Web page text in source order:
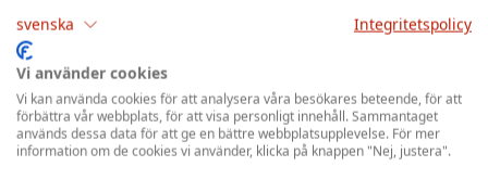
svenska Integritetspolicy
Vi använder cookies
Vi kan använda cookies för att analysera våra besökares beteende, för att
förbättra vår webbplats, för att visa personligt innehåll. Sammantaget
används dessa data för att ge en bättre webbplatsupplevelse. För mer
information om de cookies vi använder, klicka på knappen "Nej, justera".